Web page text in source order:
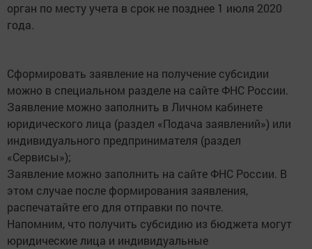
орган по месту учета в срок не позднее 1 июля 2020
года.
Сформировать заявление на получение субсидии
можно в специальном разделе на сайте ФНС России.
Заявление можно заполнить в Личном кабинете
юридического лица (раздел «Подача заявлений») или
индивидуального предпринимателя (раздел
«Сервисы»);
Заявление можно заполнить на сайте ФНС России. В
этом случае после формирования заявления,
распечатайте его для отправки по почте.
Напомним, что получить субсидию из бюджета могут
юридические лица и индивидуальные